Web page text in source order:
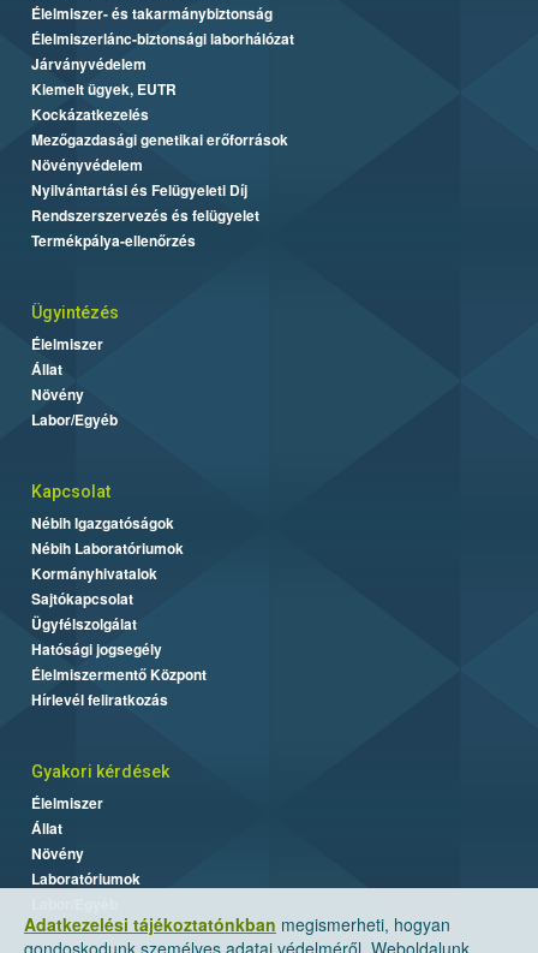
Adatkezelési tájékoztatónkban megismerheti, hogyan
gondoskodunk személyes adatai védelméről. Weboldalunk
Élelmiszer- és takarmánybiztonság
Élelmiszerlánc-biztonsági laborhálózat
Járványvédelem
Kiemelt ügyek, EUTR
Kockázatkezelés
Mezőgazdasági genetikai erőforrások
Növényvédelem
Nyilvántartási és Felügyeleti Díj
Rendszerszervezés és felügyelet
Termékpálya-ellenőrzés
Ügyintézés
Élelmiszer
Állat
Növény
Labor/Egyéb
Kapcsolat
Nébih Igazgatóságok
Nébih Laboratóriumok
Kormányhivatalok
Sajtókapcsolat
Ügyfélszolgálat
Hatósági jogsegély
Élelmiszermentő Központ
Hírlevél feliratkozás
Gyakori kérdések
Élelmiszer
Állat
Növény
Laboratóriumok